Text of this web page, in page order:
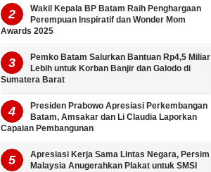
Wakil Kepala BP Batam Raih Penghargaan
Perempuan Inspiratif dan Wonder Mom
Awards 2025
Pemko Batam Salurkan Bantuan Rp4,5 Miliar
Lebih untuk Korban Banjir dan Galodo di
Sumatera Barat
Presiden Prabowo Apresiasi Perkembangan
Batam, Amsakar dan Li Claudia Laporkan
Capaian Pembangunan
Apresiasi Kerja Sama Lintas Negara, Persim
Malaysia Anugerahkan Plakat untuk SMSI